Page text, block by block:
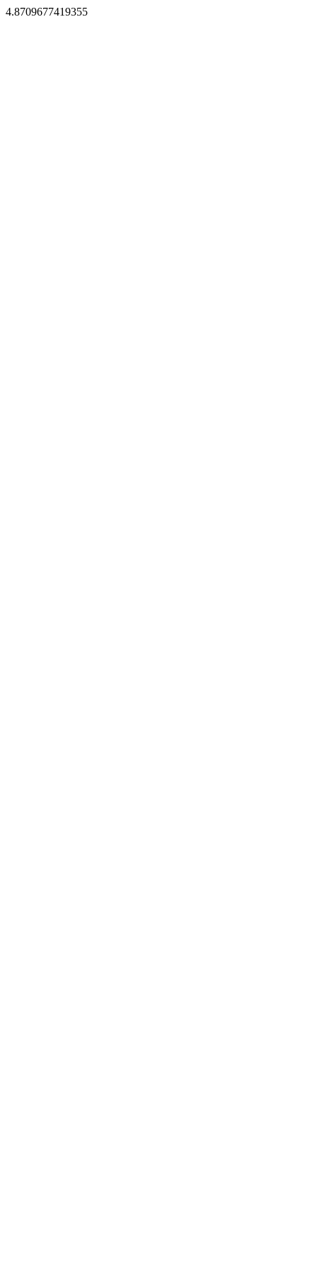
4.8709677419355